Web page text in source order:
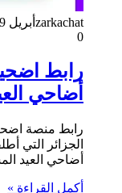
zarkachat أبريل 19, 2026
0
أضاحي العيد 2026 في
الجزائر التي
أضاحي العيد
أكمل القراءة »